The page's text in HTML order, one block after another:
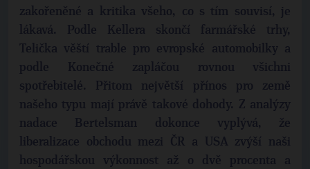
zakořeněné a kritika všeho, co s tím souvisí, je
lákavá. Podle Kellera skončí farmářské trhy,
Telička věští trable pro evropské automobilky a
podle Konečné zapláčou rovnou všichni
spotřebitelé. Přitom největší přínos pro země
našeho typu mají právě takové dohody. Z analýzy
nadace Bertelsman dokonce vyplývá, že
liberalizace obchodu mezi ČR a USA zvýší naši
hospodářskou výkonnost až o dvě procenta a